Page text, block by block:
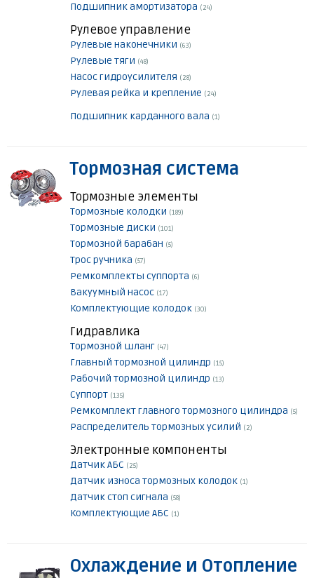
Подшипник амортизатора (24)
Рулевое управление
Рулевые наконечники (63)
Рулевые тяги (48)
Насос гидроусилителя (28)
Рулевая рейка и крепление (24)
Подшипник карданного вала (1)
Тормозная система
Тормозные элементы
Тормозные колодки (189)
Тормозные диски (101)
Тормозной барабан (5)
Трос ручника (57)
Ремкомплекты суппорта (6)
Вакуумный насос (17)
Комплектующие колодок (30)
Гидравлика
Тормозной шланг (47)
Главный тормозной цилиндр (15)
Рабочий тормозной цилиндр (13)
Суппорт (135)
Ремкомплект главного тормозного цилиндра (5)
Распределитель тормозных усилий (2)
Электронные компоненты
Датчик АБС (25)
Датчик износа тормозных колодок (1)
Датчик стоп сигнала (58)
Комплектующие АБС (1)
Охлаждение и Отопление